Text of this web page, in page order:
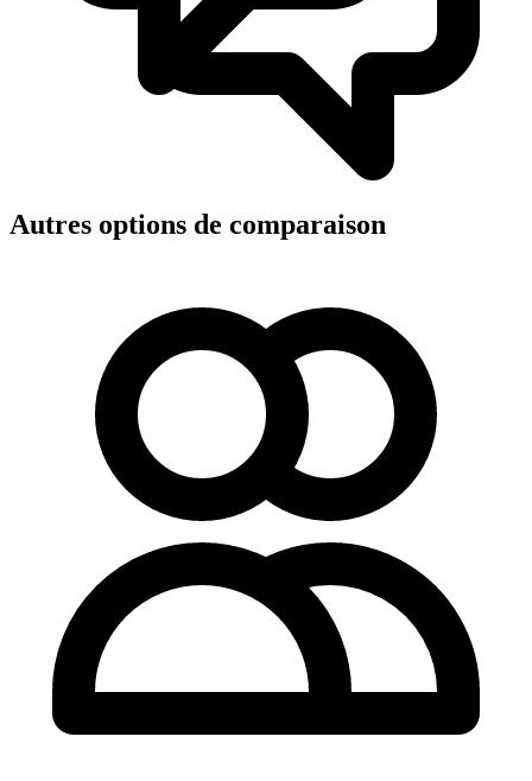
Autres options de comparaison